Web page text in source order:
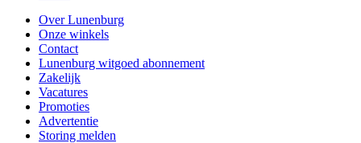
Over Lunenburg
Onze winkels
Contact
Lunenburg witgoed abonnement
Zakelijk
Vacatures
Promoties
Advertentie
Storing melden